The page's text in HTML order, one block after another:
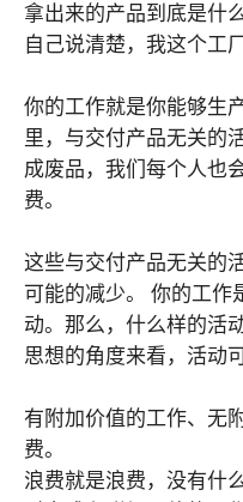
拿出来的产品到底是什
自己说清楚，我这个工
你的工作就是你能够生
里，与交付产品无关的
成废品，我们每个人也
费。
这些与交付产品无关的
可能的减少。 你的工作
动。那么，什么样的活
思想的角度来看，活动
有附加价值的工作、无
费。
浪费就是浪费，没有什